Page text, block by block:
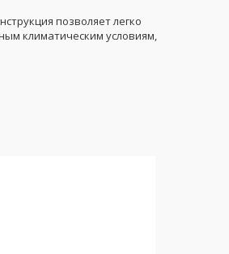
позволяет легко
климатическим условиям,